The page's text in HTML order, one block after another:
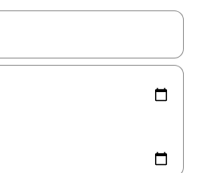
disponibles, podrás navegar